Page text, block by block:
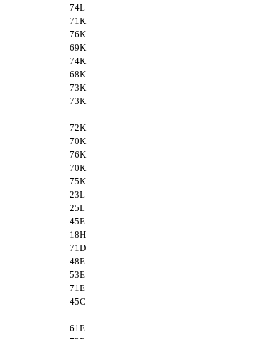
74L
71K
76K
69K
74K
68K
73K
73K
72K
70K
76K
70K
75K
23L
25L
45E
18H
71D
48E
53E
71E
45C
61Е